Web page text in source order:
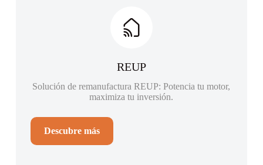
REUP
Solución de remanufactura REUP:Potencia tu motor,
maximiza tu inversión.
Descubre más